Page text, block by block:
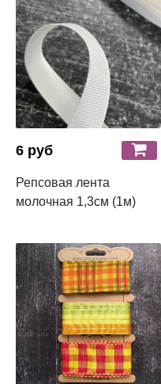
6 руб
Репсовая лента
молочная 1,3см (1м)